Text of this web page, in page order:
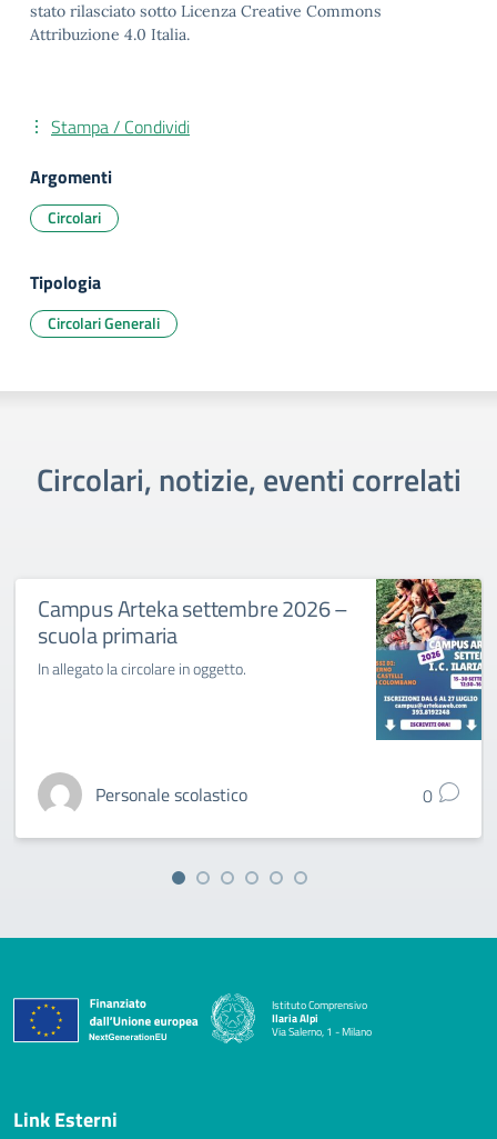
stato rilasciato sotto Licenza Creative Commons
Attribuzione 4.0 Italia.
Stampa / Condividi
Argomenti
Circolari
Tipologia
Circolari Generali
Circolari, notizie, eventi correlati
Campus Arteka settembre 2026 –
scuola primaria
In allegato la circolare in oggetto.
Personale scolastico 0
Istituto Comprensivo
Ilaria Alpi
Via Salerno, 1 - Milano
— Visita la pagina iniziale della scuola
Link Esterni